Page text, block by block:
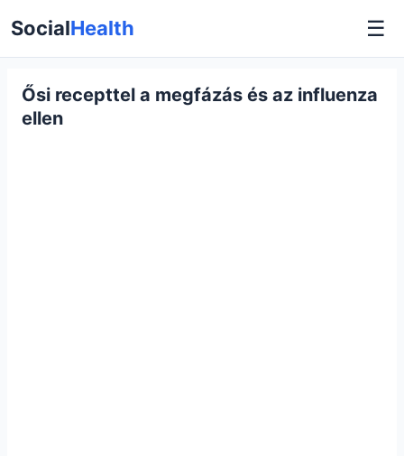
SocialHealth ☰
Ősi recepttel a megfázás és az influenza
ellen